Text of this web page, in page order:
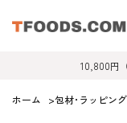
10,800円
ホーム >包材･ラッピン